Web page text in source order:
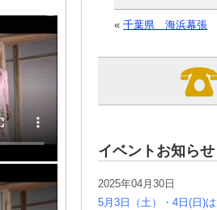
« 千葉県 海浜幕張
イベントお知らせ
2025年04月30日
5月3日（土）・4日(日)